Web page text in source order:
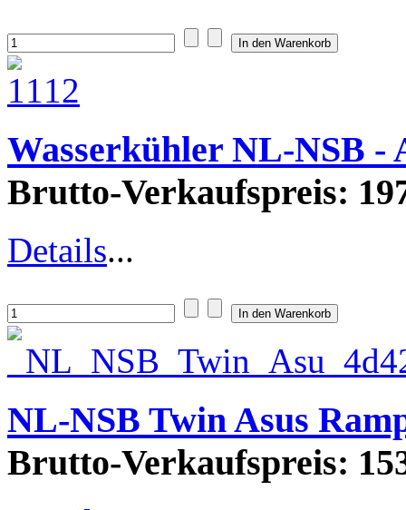
Wasserkühler NL-NSB -
Brutto-Verkaufspreis:
Details...
NL-NSB Twin Asus
Brutto-Verkaufspreis: